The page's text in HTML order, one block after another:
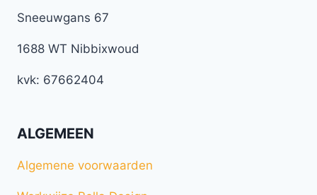
Sneeuwgans 67
1688 WT Nibbixwoud
kvk: 67662404
ALGEMEEN
Algemene voorwaarden